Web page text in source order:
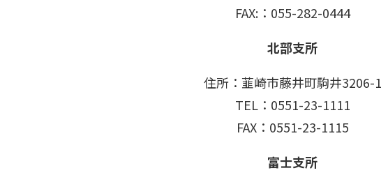
FAX:：055-282-0444
北部支所
住所：韮崎市藤井町駒井3206-1
TEL：0551-23-1111
FAX：0551-23-1115
富士支所